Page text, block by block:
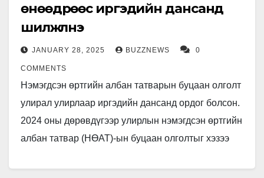
өнөөдрөөс иргэдийн дансанд
шилжүүлнэ
JANUARY 28, 2025 BUZZNEWS 0
COMMENTS
Нэмэгдсэн өртгийн албан татварын буцаан олголт
улирал улирлаар иргэдийн дансанд ордог болсон.
2024 оны дөрөвдүгээр улирлын нэмэгдсэн өртгийн
албан татвар (НӨАТ)-ын буцаан олголтыг хэзээ